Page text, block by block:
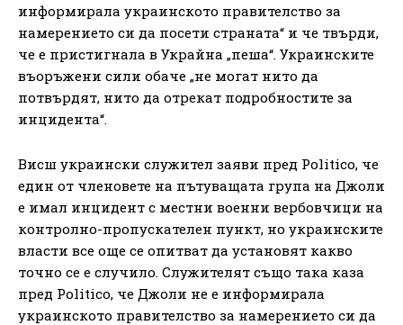
информирала украинското правителство за
намерението си да посети страната“ и че твърди,
че е пристигнала в Украйна „пеша“. Украинските
въоръжени сили обаче „не могат нито да
потвърдят, нито да отрекат подробностите за
инцидента“.
Висш украински служител заяви пред Politico, че
един от членовете на пътуващата група на Джоли
е имал инцидент с местни военни вербовчици на
контролно-пропускателен пункт, но украинските
власти все още се опитват да установят какво
точно се е случило. Служителят също така каза
пред Politico, че Джоли не е информирала
украинското правителство за намерението си да